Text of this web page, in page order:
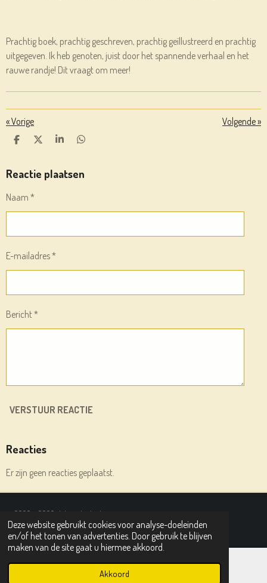
Deze website gebruikt cookies voor analyse-doeleinden
en/of het tonen van advertenties. Door gebruik te blijven
maken van de site gaat u hiermee akkoord.
Akkoord
Prachtig boek, prachtig geschreven, prachtig geïllustreerd en prachtig
uitgegeven. Ik heb genoten, juist door het spannende verhaal en het
rauwe randje! Dit vraagt om meer!
«Vorige Volgende»
D
E
N
D
L
S
R
E
D
E
N
Reactie plaatsen
Naam *
E-mailadres *
Bericht *
VERSTUUR REACTIE
Reacties
Er zijn geen reacties geplaatst.
© 2020 - 2026 deleesplank.nl
Powered byJouwWeb